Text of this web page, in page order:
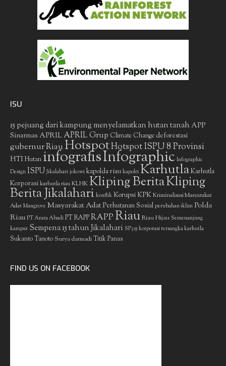
ISU
15 pejuang dari kampung menyelamatkan hutan tanah APP
Sinarmas APRIL APRIL Grup Climate Change deforestasi
gubernur RiauHotspotHotspot ISPU 8 Provinsi
HTIHutan infografisInfographic Infographic
Design ISPU Jikalahari jokowi kapolda riau kapolri KarhutlaKarhutla
Korporasikarhutla riauKLHKKliping BeritaKliping
Berita Jikalahari konflik Korupsi KPKKriminalisasi Masyarakat
Adat Mangrove Masyarakat AdatPerhutanan Sosial perubahan iklim Polda
Riau PT Arara Abadi PT RAPPRAPPRiauRiau Hijau Semenanjung
kampar Sempena 15 tahun Jikalahari SP3 15 korporasi tersangka karhutla
Sukanto Tanoto Surya darmadiTitik Panas
FIND US ON FACEBOOK